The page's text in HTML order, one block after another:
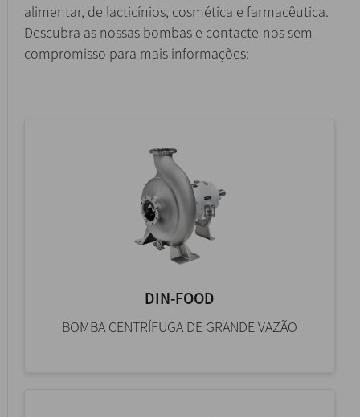
alimentar, de lacticínios, cosmética e farmacêutica.
Descubra as nossas bombas e contacte-nos sem
compromisso para mais informações:
DIN-FOOD
BOMBA CENTRÍFUGA DE GRANDE VAZÃO